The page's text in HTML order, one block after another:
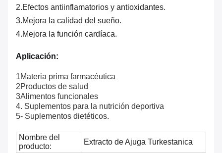
2.Efectos antiinflamatorios y antioxidantes.
3.Mejora la calidad del sueño.
4.Mejora la función cardíaca.
Aplicación:
1Materia prima farmacéutica
2Productos de salud
3Alimentos funcionales
4. Suplementos para la nutrición deportiva
5- Suplementos dietéticos.
Nombre del
producto:
Extracto de Ajuga Turkestanica